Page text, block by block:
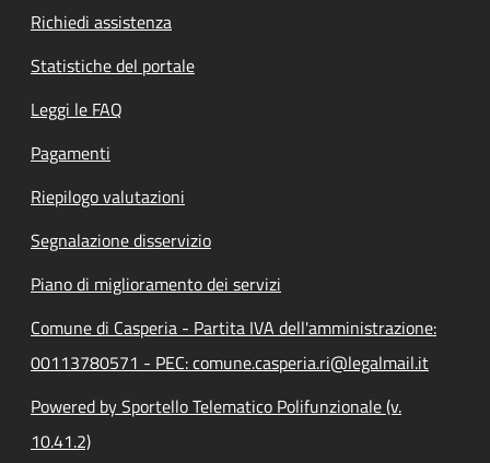
Richiedi assistenza
Statistiche del portale
Leggi le FAQ
Pagamenti
Riepilogo valutazioni
Segnalazione disservizio
Piano di miglioramento dei servizi
Comune di Casperia - Partita IVA dell'amministrazione:
00113780571 - PEC: comune.casperia.ri@legalmail.it
Powered by Sportello Telematico Polifunzionale (v.
10.41.2)